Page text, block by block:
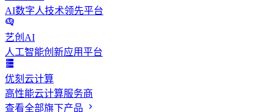
AI数字人技术领先平台
艺创AI
人工智能创新应用平台
优刻云计算
高性能云计算服务商
查看全部旗下产品